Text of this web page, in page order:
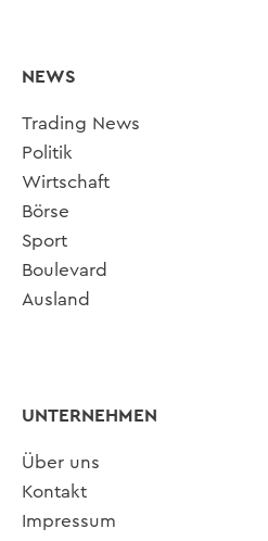
NEWS
Trading News
Politik
Wirtschaft
Börse
Sport
Boulevard
Ausland
UNTERNEHMEN
Über uns
Kontakt
Impressum